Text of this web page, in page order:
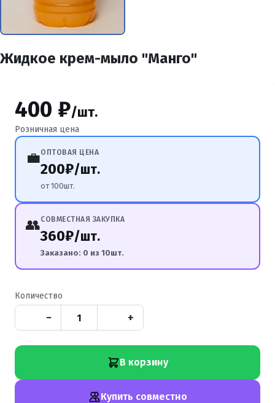
Жидкое крем-мыло "Манго"
400 ₽/шт.
Розничная цена
💼ОПТОВАЯ ЦЕНА
200₽/шт.
от 100шт.
👥СОВМЕСТНАЯ ЗАКУПКА
360₽/шт.
Заказано: 0 из 10шт.
Количество
− +
В корзину
Купить совместно